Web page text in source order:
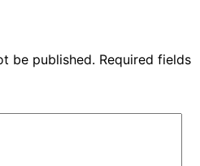
be published. Required fields